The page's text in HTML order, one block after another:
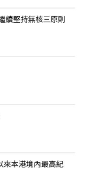
續堅持無核三原則
來本港境內最高紀